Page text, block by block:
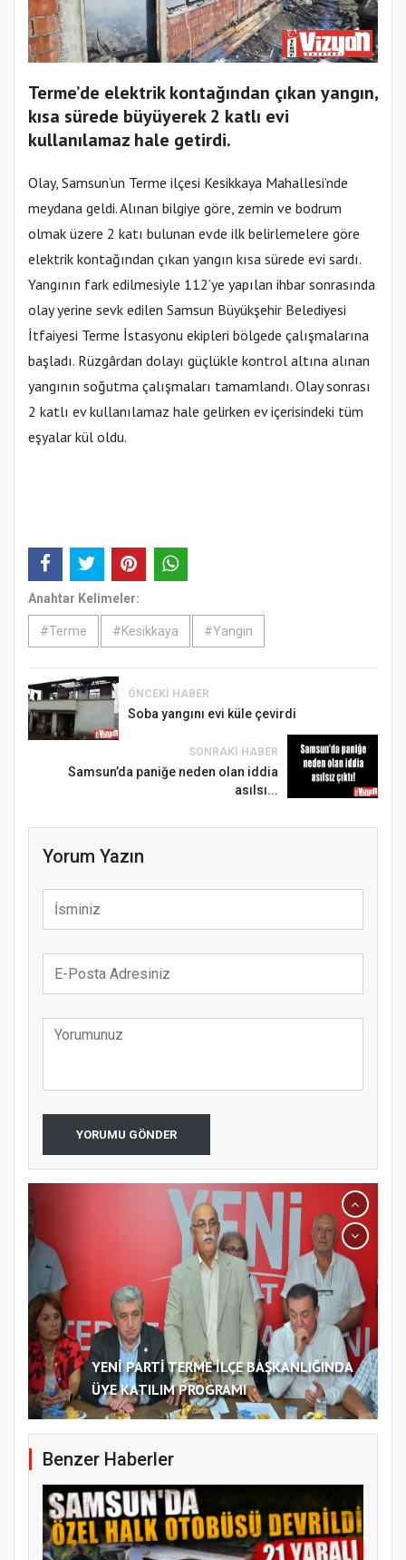
Terme’de elektrik kontağından çıkan yangın,
kısa sürede büyüyerek 2 katlı evi
kullanılamaz hale getirdi.
Olay, Samsun’un Terme ilçesi Kesikkaya Mahallesi’nde
meydana geldi. Alınan bilgiye göre, zemin ve bodrum
olmak üzere 2 katı bulunan evde ilk belirlemelere göre
elektrik kontağından çıkan yangın kısa sürede evi sardı.
Yangının fark edilmesiyle 112’ye yapılan ihbar sonrasında
olay yerine sevk edilen Samsun Büyükşehir Belediyesi
İtfaiyesi Terme İstasyonu ekipleri bölgede çalışmalarına
başladı. Rüzgârdan dolayı güçlükle kontrol altına alınan
yangının soğutma çalışmaları tamamlandı. Olay sonrası
2 katlı ev kullanılamaz hale gelirken ev içerisindeki tüm
eşyalar kül oldu.
Anahtar Kelimeler:
#Terme #Kesikkaya #Yangın
ÖNCEKI HABER
Soba yangını evi küle çevirdi
SONRAKI HABER
Samsun’da paniğe neden olan iddia
asılsı...
Yorum Yazın
YORUMU GÖNDER
YENİ PARTİ TERME İLÇE BAŞKANLIĞINDA
ÜYE KATILIM PROGRAMI
Benzer Haberler